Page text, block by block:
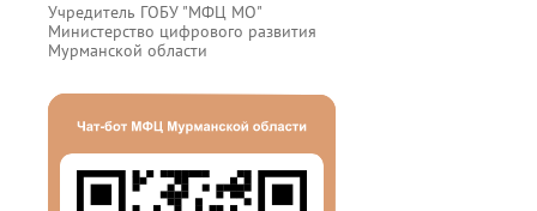
Учредитель ГОБУ "МФЦ МО"
Министерство цифрового развития
Мурманской области